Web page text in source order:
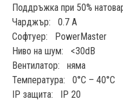
Поддръжка при 50%
Чарджър: 0.7 A
Софтуер: PowerMaster
Ниво на шум: <30dB
Вентилатор: няма
Температура: 0°C – 40°C
IP защита: IP 20